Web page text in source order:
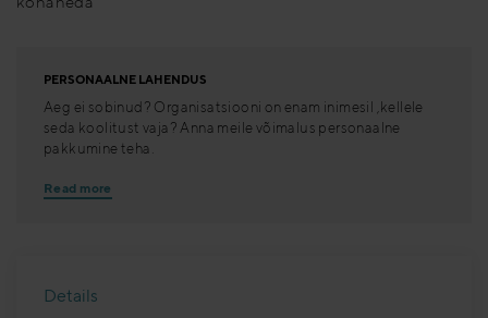
PERSONAALNE LAHENDUS
Aeg ei sobinud? Organisatsiooni on enam inimesil ,kellele
seda koolitust vaja? Anna meile võimalus personaalne
pakkumine teha.
Read more
Details